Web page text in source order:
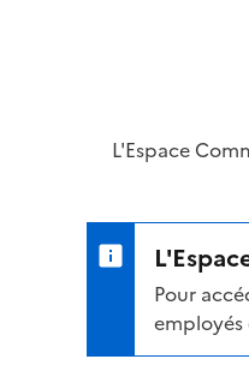
L'Espace
Pour